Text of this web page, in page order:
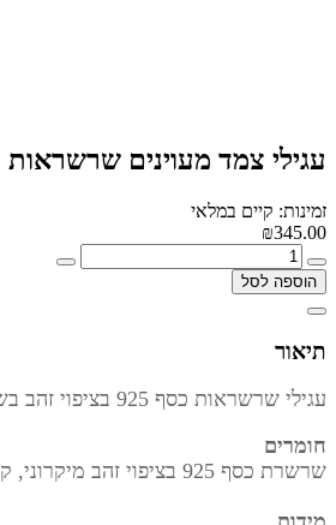
עגילי צמד מעוינים שרשראות נופלות - כסף
זמינות: קיים במלאי
₪345.00
הוספה לסל
תיאור
עגילי שרשראות כסף 925 בציפוי זהב בשיבוץ קריסטלים שחורים
חומרים
שרשרת כסף 925 בציפוי זהב מיקרוני, קריסטלים שחורים